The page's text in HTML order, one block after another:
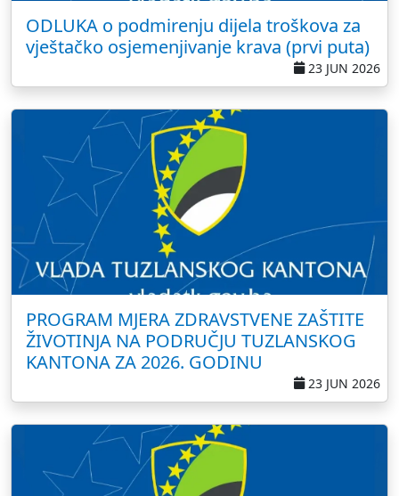
ODLUKA o podmirenju dijela troškova za
vještačko osjemenjivanje krava (prvi puta)
23 JUN 2026
PROGRAM MJERA ZDRAVSTVENE ZAŠTITE
ŽIVOTINJA NA PODRUČJU TUZLANSKOG
KANTONA ZA 2026. GODINU
23 JUN 2026